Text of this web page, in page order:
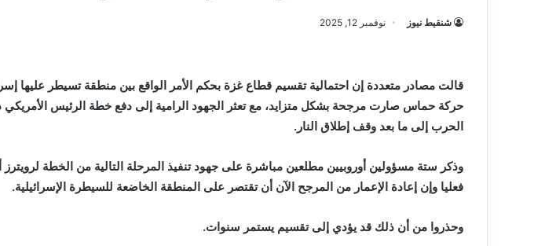
شنقيط نيوز نوفمبر 12, 2025
‬الحرب‭ ‬إلى‭ ‬ما‭ ‬بعد‭ ‬وقف‭ ‬إطلاق‭ ‬النار‭.‬
‬فعليا‭ ‬وإن‭ ‬إعادة‭ ‬الإعمار‭ ‬من‭ ‬المرجح‭ ‬الآن‭ ‬أن‭ ‬تقتصر‭ ‬على‭ ‬المنطقة‭ ‬الخاضعة‭ ‬للسيطرة‭ ‬الإسرائيلية‭. ‬
وحذروا‭ ‬من‭ ‬أن‭ ‬ذلك‭ ‬قد‭ ‬يؤدي‭ ‬إلى‭ ‬تقسيم‭ ‬يستمر‭ ‬سنوات‭. ‬